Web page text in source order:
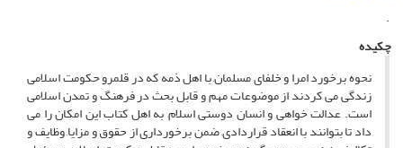
.
چکیده
نحوه برخورد امرا و خلفاى مسلمان, با اهل ذمه که در قلمرو حکومت اسلامى
زندگى مى کردند از موضوعات مهم و قابل بحث در فرهنگ و تمدن اسلامى
است. عدالت خواهى و انسان دوستى اسلام, به اهل کتاب این امکان را مى
داد تا بتوانند با انعقاد قراردادى, ضمن برخوردارى از حقوق و مزایا, وظایف و